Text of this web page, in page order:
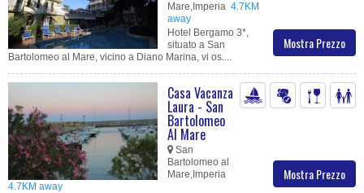
Mostra Prezzo
Mare,Imperia 4.7KM
away
Hotel Bergamo 3*,
situato a San
Bartolomeo al Mare, vicino a Diano Marina, vi os....
Mostra Prezzo
Casa Vacanza
Laura - San
Bartolomeo
Al Mare
San
Bartolomeo al
Mare,Imperia
4.7KM away